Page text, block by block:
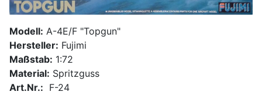
Modell: A-4E/F "Topgun"
Hersteller: Fujimi
Maßstab: 1:72
Material: Spritzguss
Art.Nr.: F-24